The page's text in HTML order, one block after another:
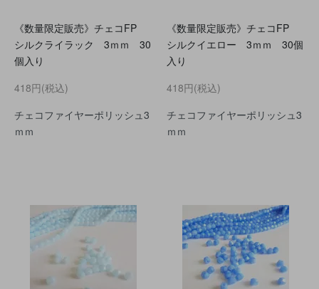
《数量限定販売》チェコFP
シルクライラック 3ｍｍ 30
個入り
418円(税込)
チェコファイヤーポリッシュ3
ｍｍ
《数量限定販売》チェコFP
シルクイエロー 3ｍｍ 30個
入り
418円(税込)
チェコファイヤーポリッシュ3
ｍｍ